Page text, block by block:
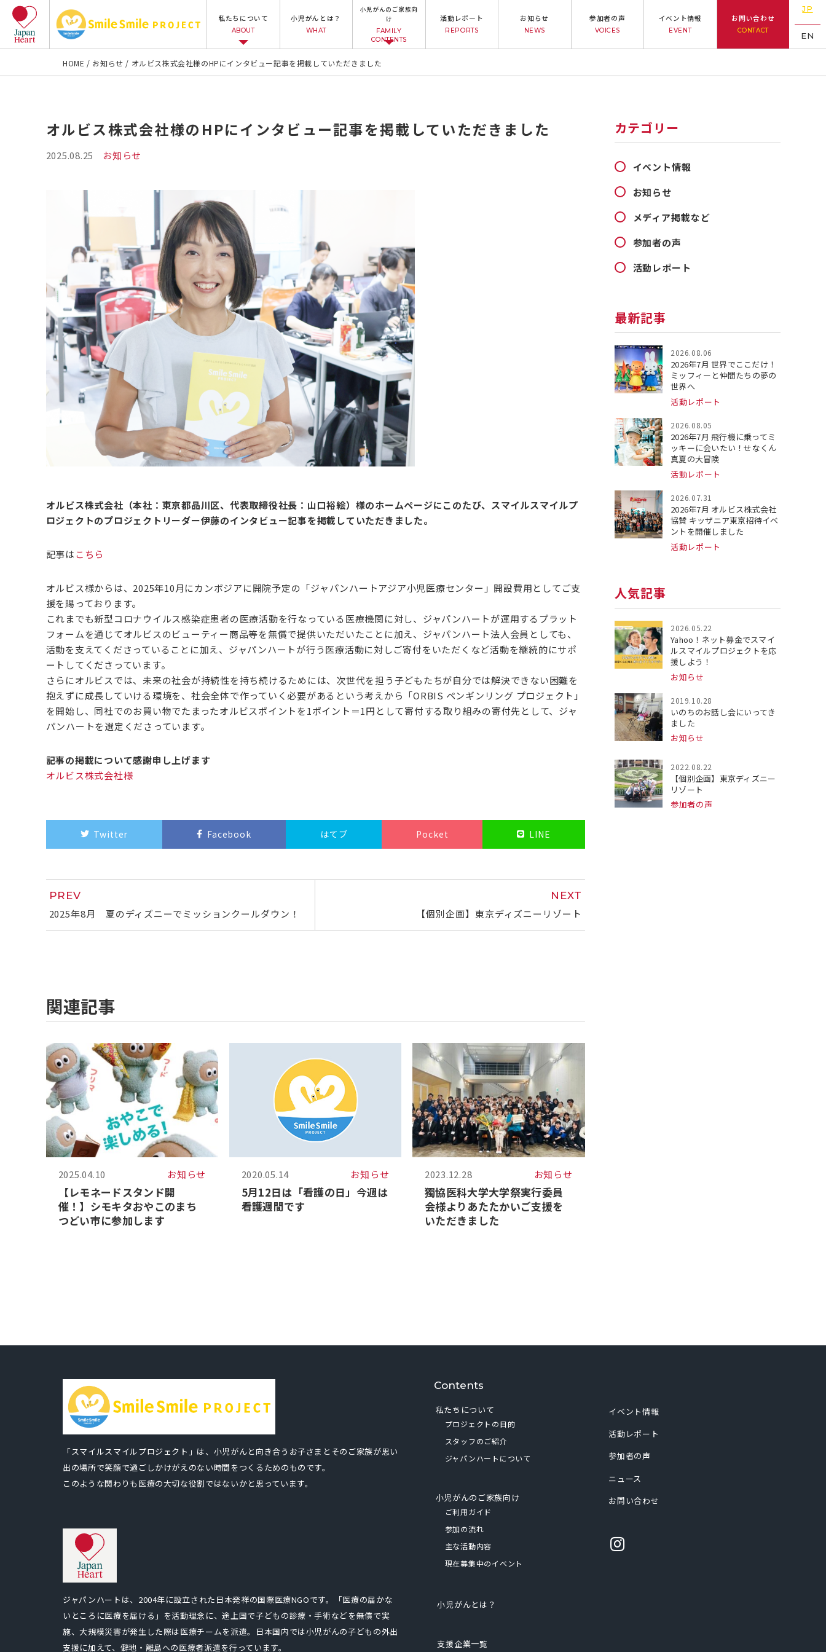
私たちについて
ABOUT
小児がんとは？
WHAT
小児がんのご家族向
け
FAMILY
CONTENTS
活動レポート
REPORTS
お知らせ
NEWS
参加者の声
VOICES
イベント情報
EVENT
お問い合わせ
CONTACT
JP
EN
HOME お知らせ オルビス株式会社様のHPにインタビュー記事を掲載していただきました
オルビス株式会社様のHPにインタビュー記事を掲載していただきました
2025.08.25 お知らせ
オルビス株式会社（本社：東京都品川区、代表取締役社長：山口裕絵）様のホームページにこのたび、スマイルスマイルプ
ロジェクトのプロジェクトリーダー伊藤のインタビュー記事を掲載していただきました。
記事はこちら
オルビス様からは、2025年10月にカンボジアに開院予定の「ジャパンハートアジア小児医療センター」開設費用としてご支
援を賜っております。
これまでも新型コロナウイルス感染症患者の医療活動を行なっている医療機関に対し、ジャパンハートが運用するプラット
フォームを通じてオルビスのビューティー商品等を無償で提供いただいたことに加え、ジャパンハート法人会員としても、
活動を支えてくださっていることに加え、ジャパンハートが行う医療活動に対しご寄付をいただくなど活動を継続的にサポ
ートしてくださっています。
さらにオルビスでは、未来の社会が持続性を持ち続けるためには、次世代を担う子どもたちが自分では解決できない困難を
抱えずに成長していける環境を、社会全体で作っていく必要があるという考えから「ORBIS ペンギンリング プロジェクト」
を開始し、同社でのお買い物でたまったオルビスポイントを1ポイント＝1円として寄付する取り組みの寄付先として、ジャ
パンハートを選定くださっています。
記事の掲載について感謝申し上げます
オルビス株式会社様
Twitter Facebook はてブ Pocket LINE
PREV
2025年8月 夏のディズニーでミッションクールダウン！
NEXT
【個別企画】東京ディズニーリゾート
関連記事
2025.04.10 お知らせ
【レモネードスタンド開
催！】シモキタおやこのまち
つどい市に参加します
2020.05.14 お知らせ
5月12日は「看護の日」今週は
看護週間です
2023.12.28 お知らせ
獨協医科大学大学祭実行委員
会様よりあたたかいご支援を
いただきました
カテゴリー
イベント情報
お知らせ
メディア掲載など
参加者の声
活動レポート
最新記事
2026.08.06
2026年7月 世界でここだけ！
ミッフィーと仲間たちの夢の
世界へ
活動レポート
2026.08.05
2026年7月 飛行機に乗ってミ
ッキーに会いたい！せなくん
真夏の大冒険
活動レポート
2026.07.31
2026年7月 オルビス株式会社
協賛 キッザニア東京招待イベ
ントを開催しました
活動レポート
人気記事
2026.05.22
Yahoo！ネット募金でスマイ
ルスマイルプロジェクトを応
援しよう！
お知らせ
2019.10.28
いのちのお話し会にいってき
ました
お知らせ
2022.08.22
【個別企画】東京ディズニー
リゾート
参加者の声
「スマイルスマイルプロジェクト」は、小児がんと向き合うお子さまとそのご家族が思い
出の場所で笑顔で過ごしかけがえのない時間をつくるためのものです。
このような関わりも医療の大切な役割ではないかと思っています。
ジャパンハートは、2004年に設立された日本発祥の国際医療NGOです。「医療の届かな
いところに医療を届ける」を活動理念に、途上国で子どもの診療・手術などを無償で実
施、大規模災害が発生した際は医療チームを派遣。日本国内では小児がんの子どもの外出
支援に加えて、僻地・離島への医療者派遣を行っています。
Contents
私たちについて
プロジェクトの目的
スタッフのご紹介
ジャパンハートについて
小児がんのご家族向け
ご利用ガイド
参加の流れ
主な活動内容
現在募集中のイベント
小児がんとは？
支援企業一覧
イベント情報
活動レポート
参加者の声
ニュース
お問い合わせ